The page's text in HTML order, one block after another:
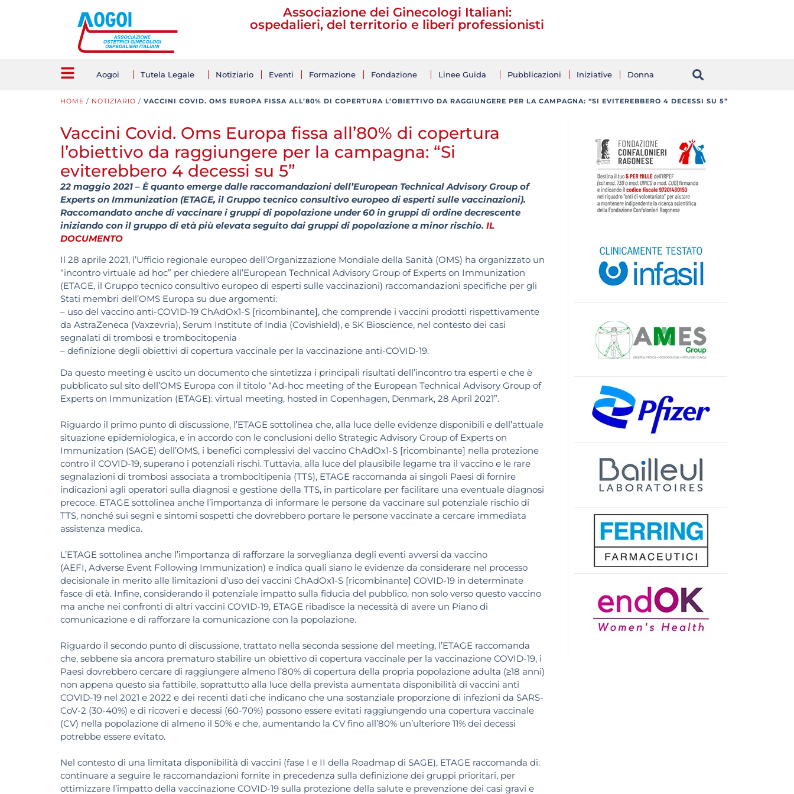
Associazione dei Ginecologi Italiani:
ospedalieri, del territorio e liberi professionisti
Aogoi Tutela Legale Notiziario Eventi Formazione Fondazione Linee Guida Pubblicazioni Iniziative Donna
HOME / NOTIZIARIO / VACCINI COVID. OMS EUROPA FISSA ALL’80% DI COPERTURA L’OBIETTIVO DA RAGGIUNGERE PER LA CAMPAGNA: “SI EVITEREBBERO 4 DECESSI SU 5”
Vaccini Covid. Oms Europa fissa all’80% di copertura
l’obiettivo da raggiungere per la campagna: “Si
eviterebbero 4 decessi su 5”
22 maggio 2021 – È quanto emerge dalle raccomandazioni dell’European Technical Advisory Group of
Experts on Immunization (ETAGE, il Gruppo tecnico consultivo europeo di esperti sulle vaccinazioni).
Raccomandato anche di vaccinare i gruppi di popolazione under 60 in gruppi di ordine decrescente
iniziando con il gruppo di età più elevata seguito dai gruppi di popolazione a minor rischio. IL
DOCUMENTO
Il 28 aprile 2021, l’Ufficio regionale europeo dell’Organizzazione Mondiale della Sanità (OMS) ha organizzato un
“incontro virtuale ad hoc” per chiedere all’European Technical Advisory Group of Experts on Immunization
(ETAGE, il Gruppo tecnico consultivo europeo di esperti sulle vaccinazioni) raccomandazioni specifiche per gli
Stati membri dell’OMS Europa su due argomenti:
– uso del vaccino anti-COVID-19 ChAdOx1-S [ricombinante], che comprende i vaccini prodotti rispettivamente
da AstraZeneca (Vaxzevria), Serum Institute of India (Covishield), e SK Bioscience, nel contesto dei casi
segnalati di trombosi e trombocitopenia
– definizione degli obiettivi di copertura vaccinale per la vaccinazione anti-COVID-19.
Da questo meeting è uscito un documento che sintetizza i principali risultati dell’incontro tra esperti e che è
pubblicato sul sito dell’OMS Europa con il titolo “Ad-hoc meeting of the European Technical Advisory Group of
Experts on Immunization (‎ETAGE)‎: virtual meeting, hosted in Copenhagen, Denmark, 28 April 2021”.
Riguardo il primo punto di discussione, l’ETAGE sottolinea che, alla luce delle evidenze disponibili e dell’attuale
situazione epidemiologica, e in accordo con le conclusioni dello Strategic Advisory Group of Experts on
Immunization (SAGE) dell’OMS, i benefici complessivi del vaccino ChAdOx1-S [ricombinante] nella protezione
contro il COVID-19, superano i potenziali rischi. Tuttavia, alla luce del plausibile legame tra il vaccino e le rare
segnalazioni di trombosi associata a trombocitipenia (TTS), ETAGE raccomanda ai singoli Paesi di fornire
indicazioni agli operatori sulla diagnosi e gestione della TTS, in particolare per facilitare una eventuale diagnosi
precoce. ETAGE sottolinea anche l’importanza di informare le persone da vaccinare sul potenziale rischio di
TTS, nonché sui segni e sintomi sospetti che dovrebbero portare le persone vaccinate a cercare immediata
assistenza medica.
L’ETAGE sottolinea anche l’importanza di rafforzare la sorveglianza degli eventi avversi da vaccino
(AEFI, Adverse Event Following Immunization) e indica quali siano le evidenze da considerare nel processo
decisionale in merito alle limitazioni d’uso dei vaccini ChAdOx1-S [ricombinante] COVID-19 in determinate
fasce di età. Infine, considerando il potenziale impatto sulla fiducia del pubblico, non solo verso questo vaccino
ma anche nei confronti di altri vaccini COVID-19, ETAGE ribadisce la necessità di avere un Piano di
comunicazione e di rafforzare la comunicazione con la popolazione.
Riguardo il secondo punto di discussione, trattato nella seconda sessione del meeting, l’ETAGE raccomanda
che, sebbene sia ancora prematuro stabilire un obiettivo di copertura vaccinale per la vaccinazione COVID-19, i
Paesi dovrebbero cercare di raggiungere almeno l’80% di copertura della propria popolazione adulta (≥18 anni)
non appena questo sia fattibile, soprattutto alla luce della prevista aumentata disponibilità di vaccini anti
COVID-19 nel 2021 e 2022 e dei recenti dati che indicano che una sostanziale proporzione di infezioni da SARS-
CoV-2 (30-40%) e di ricoveri e decessi (60-70%) possono essere evitati raggiungendo una copertura vaccinale
(CV) nella popolazione di almeno il 50% e che, aumentando la CV fino all’80% un’ulteriore 11% dei decessi
potrebbe essere evitato.
Nel contesto di una limitata disponibilità di vaccini (fase I e II della Roadmap di SAGE), ETAGE raccomanda di:
continuare a seguire le raccomandazioni fornite in precedenza sulla definizione dei gruppi prioritari, per
ottimizzare l’impatto della vaccinazione COVID-19 sulla protezione della salute e prevenzione dei casi gravi e